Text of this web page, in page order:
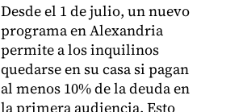
Desde el 1 de julio, un nuevo
programa en Alexandria
permite a los inquilinos
quedarse en su casa si pagan
al menos 10% de la deuda en
la primera audiencia. Esto